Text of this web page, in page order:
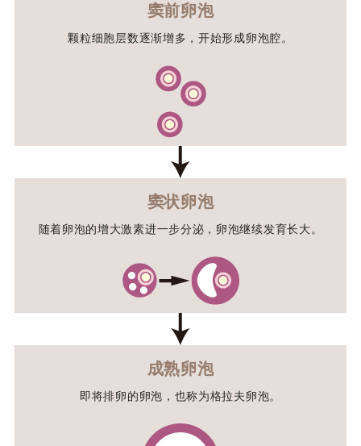
窦前卵泡
颗粒细胞层数逐渐增多，开始形成卵泡腔。
窦状卵泡
随着卵泡的增大激素进一步分泌，卵泡继续发育长大。
成熟卵泡
即将排卵的卵泡，也称为格拉夫卵泡。